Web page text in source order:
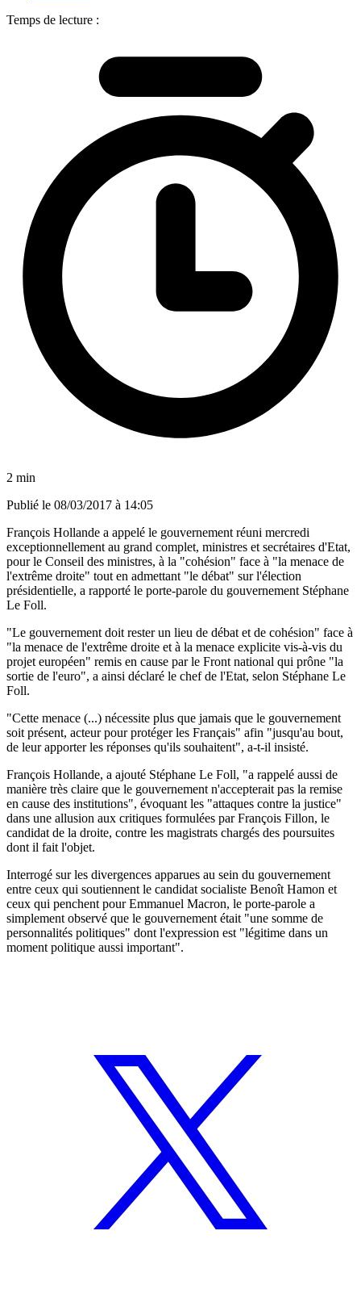
Temps de lecture :
2 min
Publié le 08/03/2017 à 14:05
François Hollande a appelé le gouvernement réuni mercredi
exceptionnellement au grand complet, ministres et secrétaires d'Etat,
pour le Conseil des ministres, à la "cohésion" face à "la menace de
l'extrême droite" tout en admettant "le débat" sur l'élection
présidentielle, a rapporté le porte-parole du gouvernement Stéphane
Le Foll.
"Le gouvernement doit rester un lieu de débat et de cohésion" face à
"la menace de l'extrême droite et à la menace explicite vis-à-vis du
projet européen" remis en cause par le Front national qui prône "la
sortie de l'euro", a ainsi déclaré le chef de l'Etat, selon Stéphane Le
Foll.
"Cette menace (...) nécessite plus que jamais que le gouvernement
soit présent, acteur pour protéger les Français" afin "jusqu'au bout,
de leur apporter les réponses qu'ils souhaitent", a-t-il insisté.
François Hollande, a ajouté Stéphane Le Foll, "a rappelé aussi de
manière très claire que le gouvernement n'accepterait pas la remise
en cause des institutions", évoquant les "attaques contre la justice"
dans une allusion aux critiques formulées par François Fillon, le
candidat de la droite, contre les magistrats chargés des poursuites
dont il fait l'objet.
Interrogé sur les divergences apparues au sein du gouvernement
entre ceux qui soutiennent le candidat socialiste Benoît Hamon et
ceux qui penchent pour Emmanuel Macron, le porte-parole a
simplement observé que le gouvernement était "une somme de
personnalités politiques" dont l'expression est "légitime dans un
moment politique aussi important".